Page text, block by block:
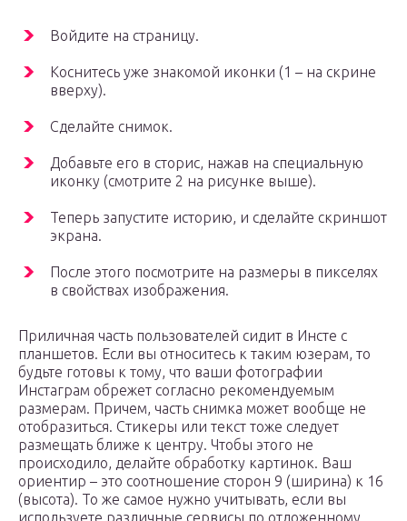
Войдите на страницу.
Коснитесь уже знакомой иконки (1 – на скрине
вверху).
Сделайте снимок.
Добавьте его в сторис, нажав на специальную
иконку (смотрите 2 на рисунке выше).
Теперь запустите историю, и сделайте скриншот
экрана.
После этого посмотрите на размеры в пикселях
в свойствах изображения.
Приличная часть пользователей сидит в Инсте с
планшетов. Если вы относитесь к таким юзерам, то
будьте готовы к тому, что ваши фотографии
Инстаграм обрежет согласно рекомендуемым
размерам. Причем, часть снимка может вообще не
отобразиться. Стикеры или текст тоже следует
размещать ближе к центру. Чтобы этого не
происходило, делайте обработку картинок. Ваш
ориентир – это соотношение сторон 9 (ширина) к 16
(высота). То же самое нужно учитывать, если вы
используете различные сервисы по отложенному